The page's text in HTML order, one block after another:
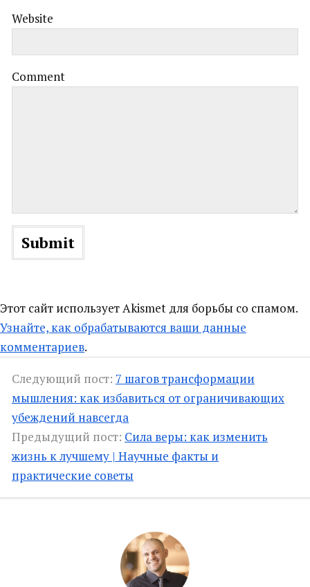
Website
Comment
Этот сайт использует Akismet для борьбы со спамом.
Узнайте, как обрабатываются ваши данные
комментариев.
Следующий пост: 7 шагов трансформации
мышления: как избавиться от ограничивающих
убеждений навсегда
Предыдущий пост: Сила веры: как изменить
жизнь к лучшему | Научные факты и
практические советы